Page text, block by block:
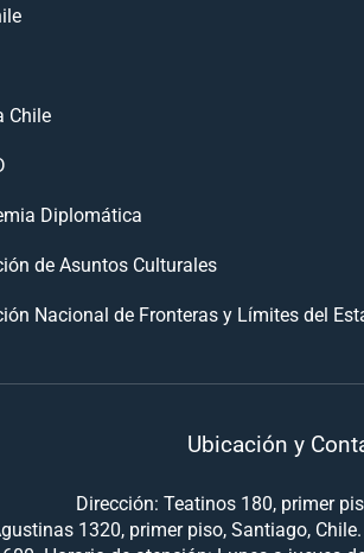
Chile
Diplomática
de Asuntos Culturales
Nacional de Fronteras y Límites del
Ubicación y
Dirección: Teatinos 180, primer
1320, primer piso, Santiago,